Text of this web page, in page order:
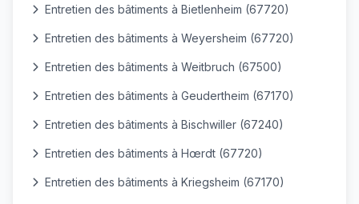
Entretien des bâtiments à Bietlenheim (67720)
Entretien des bâtiments à Weyersheim (67720)
Entretien des bâtiments à Weitbruch (67500)
Entretien des bâtiments à Geudertheim (67170)
Entretien des bâtiments à Bischwiller (67240)
Entretien des bâtiments à Hœrdt (67720)
Entretien des bâtiments à Kriegsheim (67170)